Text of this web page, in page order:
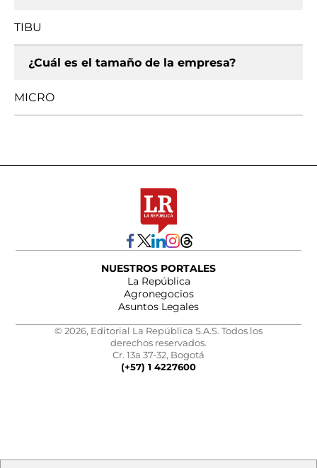
TIBU
¿Cuál es el tamaño de la empresa?
MICRO
NUESTROS PORTALES
La República
Agronegocios
Asuntos Legales
© 2026, Editorial La República S.A.S. Todos los
derechos reservados.
Cr. 13a 37-32, Bogotá
(+57) 1 4227600